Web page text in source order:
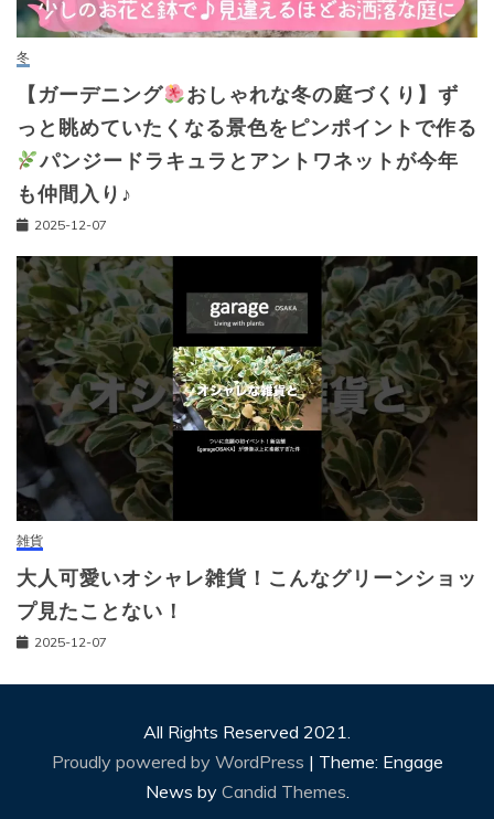
冬
【ガーデニング
おしゃれな冬の庭づくり】ず
っと眺めていたくなる景色をピンポイントで作る
パンジードラキュラとアントワネットが今年
も仲間入り♪
2025-12-07
雑貨
大人可愛いオシャレ雑貨！こんなグリーンショッ
プ見たことない！
2025-12-07
All Rights Reserved 2021.
Proudly powered by WordPress | Theme: Engage
News by Candid Themes